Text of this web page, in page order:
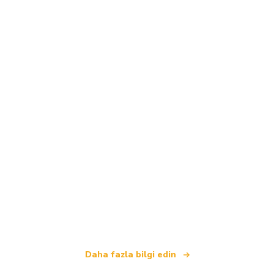
Daha fazla bilgi edin